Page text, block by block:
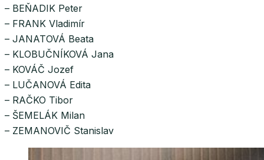
– BEŇADIK Peter
– FRANK Vladimír
– JANATOVÁ Beata
– KLOBUČNÍKOVÁ Jana
– KOVÁČ Jozef
– LUČANOVÁ Edita
– RAČKO Tibor
– ŠEMELÁK Milan
– ZEMANOVIČ Stanislav